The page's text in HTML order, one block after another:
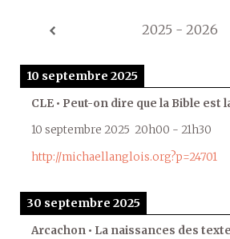
2025 - 2026
10 septembre 2025
CLE • Peut-on dire que la Bible est
10 septembre 2025 20h00 - 21h30
http://michaellanglois.org?p=24701
30 septembre 2025
Arcachon • La naissances des